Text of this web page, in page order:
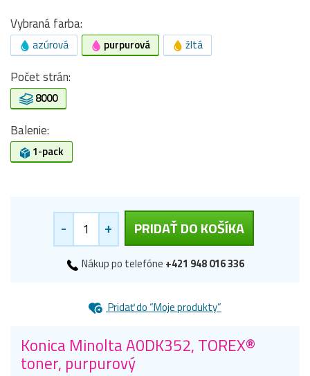
Vybraná farba:
azúrová purpurová žltá
Počet strán:
8000
Balenie:
1-pack
- + PRIDAŤ DO KOŠÍKA
Nákup po telefóne +421 948 016 336
Pridať do “Moje produkty”
Konica Minolta A0DK352, TOREX®
toner, purpurový